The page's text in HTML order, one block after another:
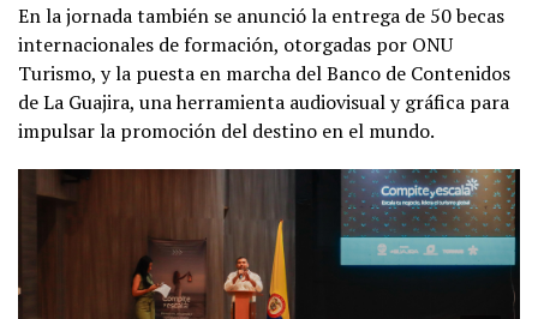
En la jornada también se anunció la entrega de 50 becas
internacionales de formación, otorgadas por ONU
Turismo, y la puesta en marcha del Banco de Contenidos
de La Guajira, una herramienta audiovisual y gráfica para
impulsar la promoción del destino en el mundo.